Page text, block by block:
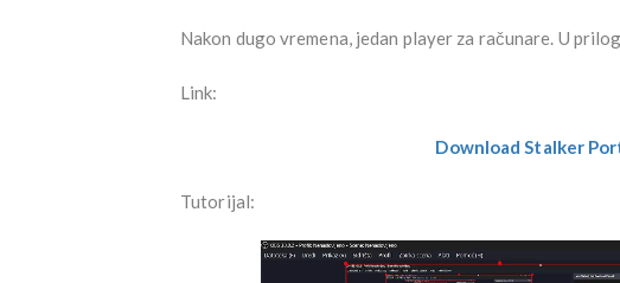
Nakon dugo vremena, jedan player za računare. U
Link:
Download Stalker
Tutorijal: